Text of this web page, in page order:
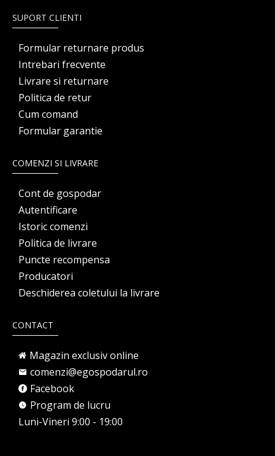
SUPORT CLIENTI
Formular returnare produs
Intrebari frecvente
Livrare si returnare
Politica de retur
Cum comand
Formular garantie
COMENZI SI LIVRARE
Cont de gospodar
Autentificare
Istoric comenzi
Politica de livrare
Puncte recompensa
Producatori
Deschiderea coletului la livrare
CONTACT
Magazin exclusiv online
comenzi@egospodarul.ro
Facebook
Program de lucru
Luni-Vineri 9:00 - 19:00